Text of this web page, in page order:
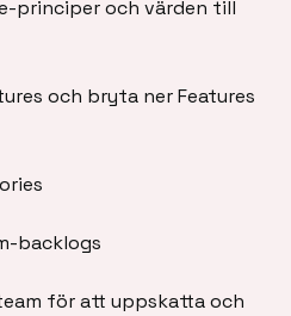
principer och värden till
och bryta ner Features
backlogs
för att uppskatta och